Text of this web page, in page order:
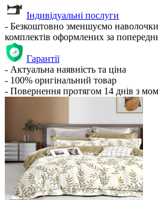
Індивідуальні послуги
- Безкоштовно зменшуємо
комплектів оформлених за
Гарантії
- Актуальна наявність та ціна
- 100% оригінальний товар
- Повернення протягом 14 днів з